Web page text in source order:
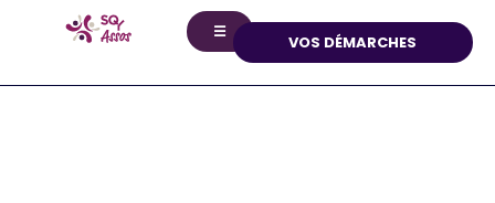
☰
VOS DÉMARCHES